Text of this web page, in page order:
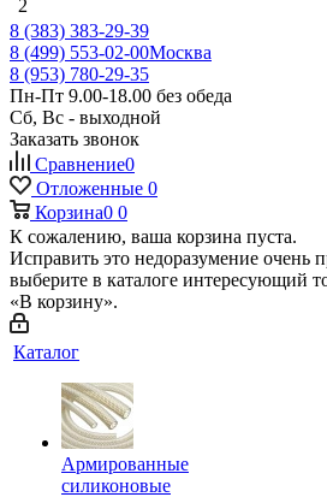
2
8 (383) 383-29-39
8 (499) 553-02-00Москва
8 (953) 780-29-35
Пн-Пт 9.00-18.00 без обеда
Сб, Вс - выходной
Заказать звонок
Сравнение0
Отложенные 0
Корзина0 0
К сожалению, ваша корзина пуста.
Исправить это недоразумение очень
выберите в каталоге интересующий
«В корзину».
Каталог
Армированные
силиконовые